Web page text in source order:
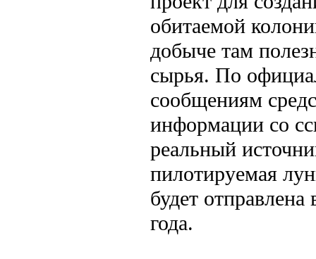
обитаемой
добыче там
сырья. По
сообщениям
информации со
реальный
пилотируемая
будет отправлена
года.